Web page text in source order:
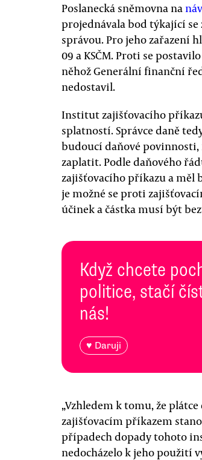
Poslanecká sněmovna na
projednávala bod týkající
správou. Pro jeho zařazení
09 a KSČM. Proti se
něhož Generální finanční
nedostavil.
Institut zajišťovacího
splatností. Správce daně
budoucí daňové
zaplatit. Podle daňového
zajišťovacího příkazu a měl
je možné se proti
účinek a částka musí být
Když chcete
politice, stačí
nás!
♥ Daruji
„Vzhledem k tomu, že
zajišťovacím příkazem
případech dopady tohoto
nedocházelo k jeho použití